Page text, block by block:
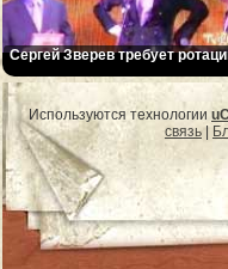
Сергей Зверев требует
Используются технологии
связь